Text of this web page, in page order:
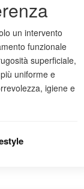
un intervento
funzionale
superficiale,
uniforme e
igiene e